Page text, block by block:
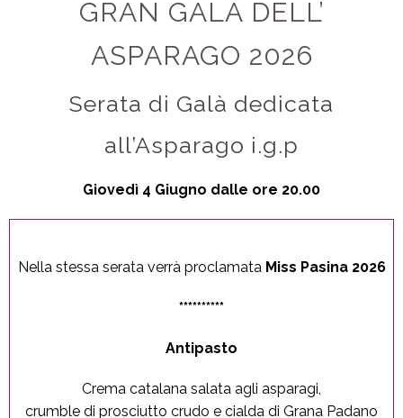
GRAN GALÀ DELL’
ASPARAGO 2026
Serata di Galà dedicata
all’Asparago i.g.p
Giovedì 4 Giugno dalle ore 20.00
Nella stessa serata verrà proclamata Miss Pasina 2026
**********
Antipasto
Crema catalana salata agli asparagi,
crumble di prosciutto crudo e cialda di Grana Padano